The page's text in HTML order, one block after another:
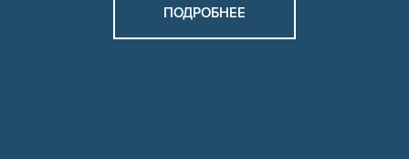
ПОДРОБНЕЕ